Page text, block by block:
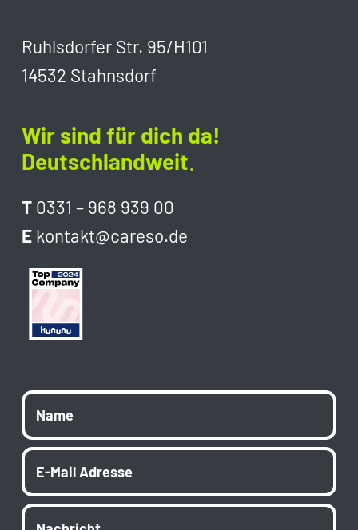
Datenschutz
Ruhlsdorfer Str. 95/H101
14532 Stahnsdorf
Wir sind für dich da!
Deutschlandweit.
T 0331 – 968 939 00
E kontakt@careso.de